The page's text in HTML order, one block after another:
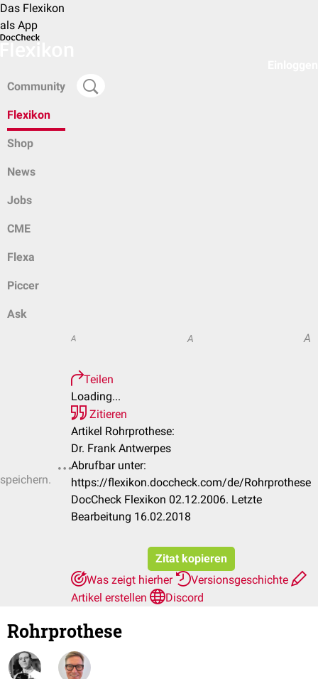
Das Flexikon
als App
Community
Flexikon
Shop
News
Jobs
CME
Flexa
Piccer
Ask
A A A
Teilen
Loading...
Zitieren
Artikel Rohrprothese:
Dr. Frank Antwerpes
Abrufbar unter:
https://flexikon.doccheck.com/de/Rohrprothese
DocCheck Flexikon 02.12.2006. Letzte
Bearbeitung 16.02.2018
Zitat kopieren
Was zeigt hierher
Versionsgeschichte
Artikel erstellen
Discord
Rohrprothese